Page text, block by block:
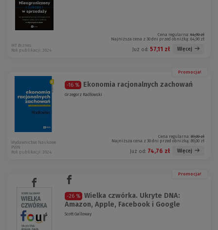
Cena regularna: 64,90 zł
Najniższa cena z 30 dni przed obniżką: 64,90 zł
Już od: 57,11 zł Więcej
MT Biznes
Rok publikacji: 2024
Promocja!
-16 % Ekonomia racjonalnych zachowań
Grzegorz Radłowski
Cena regularna: 89,00 zł
Najniższa cena z 30 dni przed obniżką: 89,00 zł
Już od: 74,76 zł Więcej
Wydawnictwo Naukowe
PWN
Rok publikacji: 2024
Promocja!
-26 %
Wielka czwórka. Ukryte DNA:
Amazon, Apple, Facebook i Google
Scott Galloway